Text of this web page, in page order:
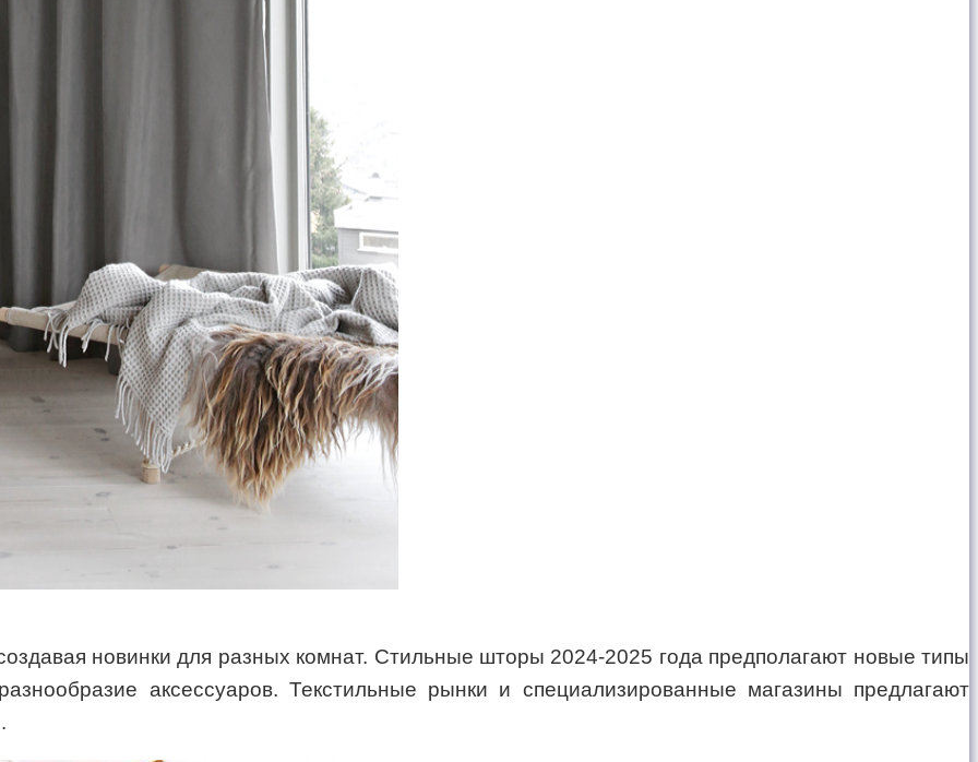
новинки для разных комнат. Стильные шторы 2024-2025 года предполагают новые типы
аксессуаров. Текстильные рынки и специализированные магазины предлагают